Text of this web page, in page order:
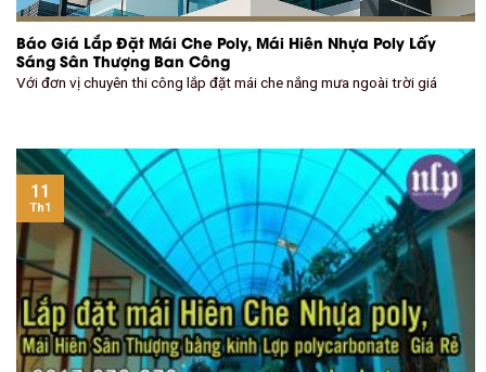
Báo Giá Lắp Đặt Mái Che Poly, Mái Hiên Nhựa Poly Lấy
Sáng Sân Thượng Ban Công
Với đơn vị chuyên thi công lắp đặt mái che nắng mưa ngoài trời giá
11
Th1